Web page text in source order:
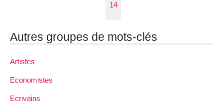
14
Autres groupes de mots-clés
Artistes
Economistes
Ecrivains